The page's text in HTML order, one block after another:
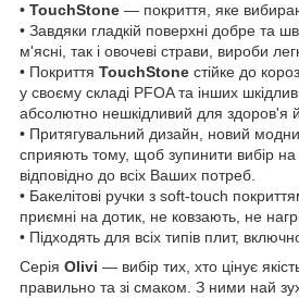
• TouchStone — покриття, яке
• Завдяки гладкій поверхні добре та
м'ясні, так і овочеві страви, вироби
• Покриття TouchStone стійке до
у своєму складі PFOA та інших
абсолютно нешкідливий для здоров'я
• Притягувальний дизайн, новий
сприяють тому, щоб зупинити вибір на
відповідно до всіх Ваших потреб.
• Бакелітові ручки з soft-touch
приємні на дотик, не ковзають, не
• Підходять для всіх типів плит,
Серія Olivi — вибір тих, хто цінує
правильно та зі смаком. З ними най